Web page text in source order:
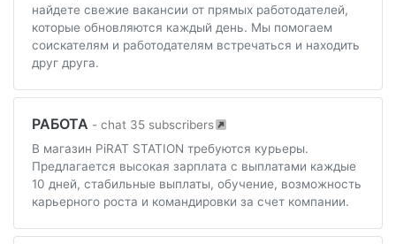
найдете свежие вакансии от прямых работодателей,
которые обновляются каждый день. Мы помогаем
соискателям и работодателям встречаться и находить
друг друга.
РАБОТА - chat 35 subscribers
В магазин PiRAT STATION требуются курьеры.
Предлагается высокая зарплата с выплатами каждые
10 дней, стабильные выплаты, обучение, возможность
карьерного роста и командировки за счет компании.